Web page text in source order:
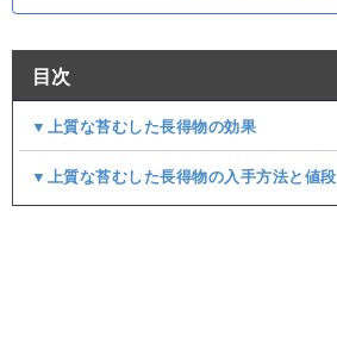
目次
▼上質な苔むした長得物の効果
▼上質な苔むした長得物の入手方法と値段